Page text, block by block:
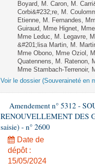
Boyard, M. Caron, M.
Corbi&#232;re, M.
Etienne, M. Fernandes,
Guiraud, Mme Hignet,
Mme Leduc, M. Legavre,
&#201;lisa Martin, M.
Mme Obono, Mme Oziol,
Quatennens, M. Ratenon,
Mme Stambach-Terrenoir,
Voir le dossier (Souveraineté en
Amendement n° 5312 -
RENOUVELLEMENT DES
saisie) - n° 2600
Date de
dépôt :
15/05/2024